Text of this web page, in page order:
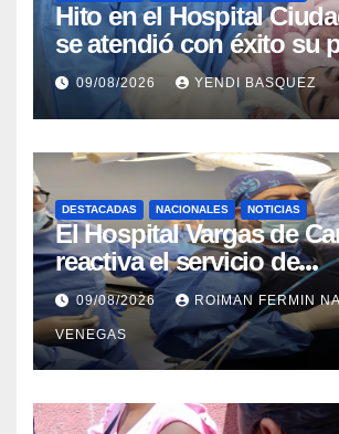
Hito en el Hospital
se atendió con éxito su
parto gemelar
09/08/2026 YENDI BASQUEZ
DESTACADAS NACIONALES NOTICIAS
El Hospital Vargas de
reactiva el servicio de
Colangiopancreatografía
Retrógrada
beneficiar a cientos de
09/08/2026 ROIMAN FERMIN
VENEGAS